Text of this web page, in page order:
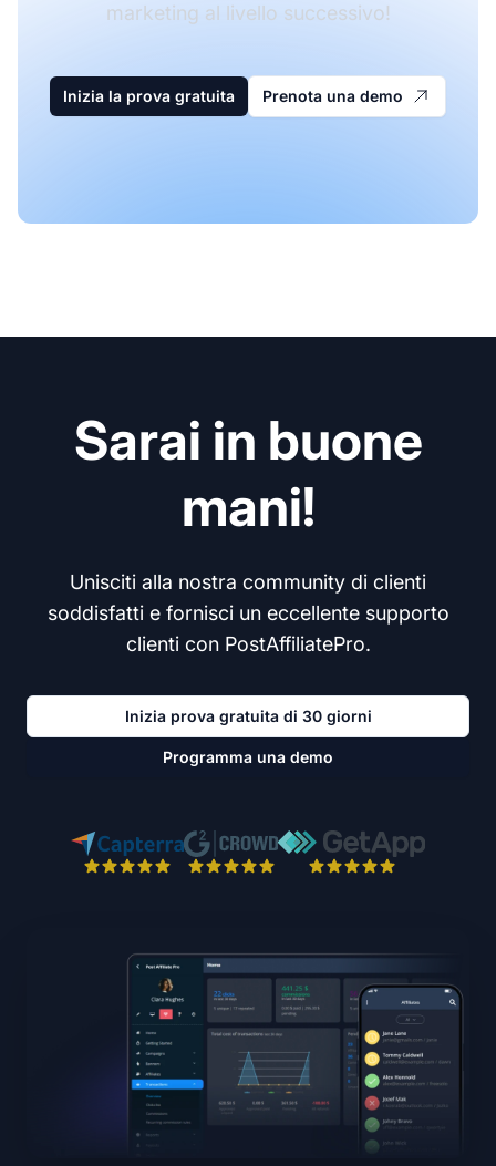
marketing al livello successivo!
Inizia la prova gratuita Prenota una demo
Sarai in buone
mani!
Unisciti alla nostra community di clienti
soddisfatti e fornisci un eccellente supporto
clienti con PostAffiliatePro.
Inizia prova gratuita di 30 giorni
Programma una demo